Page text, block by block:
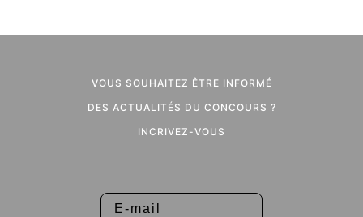
VOUS SOUHAITEZ ÊTRE INFORMÉ
DES ACTUALITÉS DU CONCOURS ?
INCRIVEZ-VOUS